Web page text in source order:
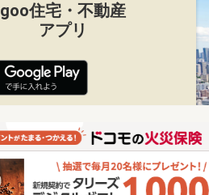
goo住宅・不動産
アプリ